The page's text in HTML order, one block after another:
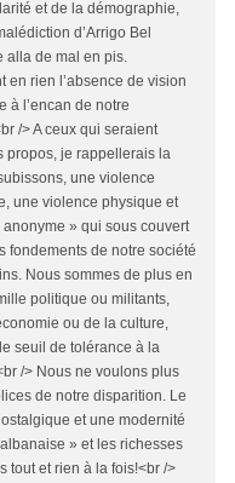
et de la démographie,
d’Arrigo Bel
alla de mal en pis.
en rien l’absence de vision
à l’encan de notre
/> A ceux qui seraient
propos, je rappellerais la
une violence
une violence physique et
» qui sous couvert
fondements de notre société
Nous sommes de plus en
politique ou militants,
ou de la culture,
seuil de tolérance à la
/> Nous ne voulons plus
de notre disparition. Le
et une modernité
» et les richesses
tout et rien à la fois!<br />